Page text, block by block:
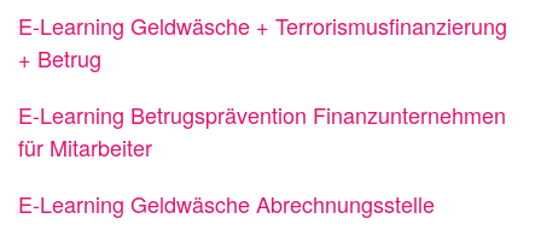
E-Learning Geldwäsche + Terrorismusfinanzierung
+ Betrug
E-Learning Betrugsprävention Finanzunternehmen
für Mitarbeiter
E-Learning Geldwäsche Abrechnungsstelle